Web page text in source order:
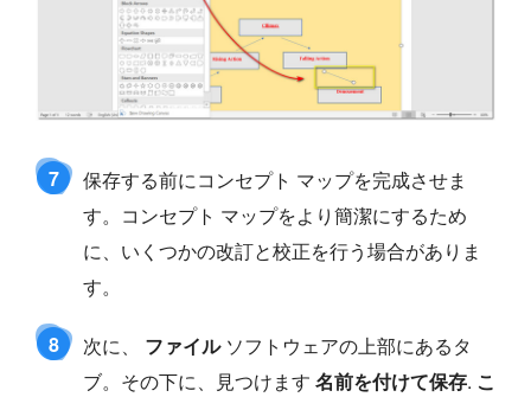
7
保存する前にコンセプト マップを完成させま
す。コンセプト マップをより簡潔にするため
に、いくつかの改訂と校正を行う場合がありま
す。
8 次に、 ファイルソフトウェアの上部にあるタ
ブ。その下に、見つけます 名前を付けて保存. こ